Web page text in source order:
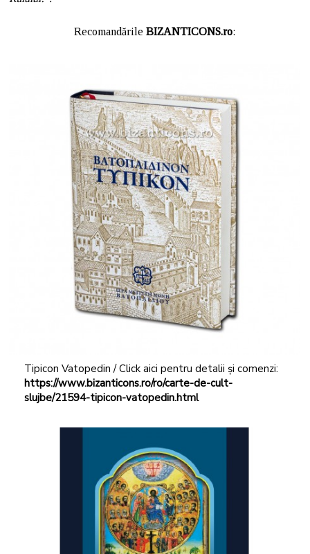
RecomandărileBIZANTICONS.ro:
Tipicon Vatopedin / Click aici pentru detalii și comenzi:
https://www.bizanticons.ro/ro/carte-de-cult-
slujbe/21594-tipicon-vatopedin.html